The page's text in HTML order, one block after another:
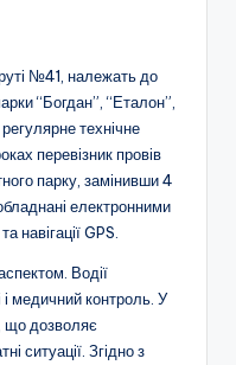
№41, належать до
“Богдан”, “Еталон”,
технічне
перевізник провів
парку, замінивши 4
електронними
навігації GPS.
Водії
і медичний контроль. У
що дозволяє
ситуації. Згідно з